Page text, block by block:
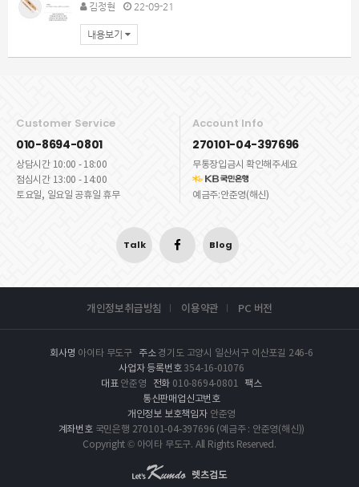
김정현 22-09-21
내용보기
Customer Service
010-8694-0801
상담시간 10:00 - 18:00
점심시간 13:00 - 14:00
토요일, 일요일 공휴일 휴무
Account Info
270101-04-397696
무통장입금시 확인해주세요
예금주:안준영(해신)
Talk Blog
개인정보취급방침 이용약관 PC 버전
회사명 아이타 무도구 주소경기도 고양시 일산서구 이산포길 246-6
사업자 등록번호354-16-01076
대표안준영 전화 010-8694-0801
팩스
통신판매업신고번호
개인정보 보호책임자안준영
계좌번호국민은행 270101-04-397696 (예금주 : 안준영(해신))
Copyright © 아이타 무도구. All Rights Reserved.